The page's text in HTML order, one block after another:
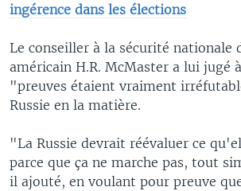
ingérence dans les élections
Le conseiller à la sécurité nationale
américain H.R. McMaster a lui jugé
"preuves étaient vraiment
Russie en la matière.
"La Russie devrait réévaluer ce
parce que ça ne marche pas, tout
il ajouté, en voulant pour preuve